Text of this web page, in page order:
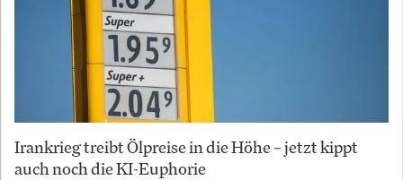
Irankrieg treibt Ölpreise in die Höhe – jetzt kippt
auch noch die KI-Euphorie